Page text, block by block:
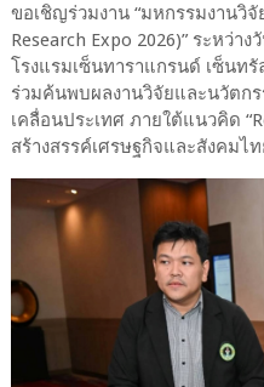
ขอเชิญร่วมงาน “มหกรรมงานวิ
Research Expo 2026)” ระหว่า
โรงแรมเซ็นทาราแกรนด์ เซ็นท
ร่วมค้นพบผลงานวิจัยและนวัตก
เคลื่อนประเทศ ภายใต้แนวคิด
สร้างสรรค์เศรษฐกิจและสังคมไท